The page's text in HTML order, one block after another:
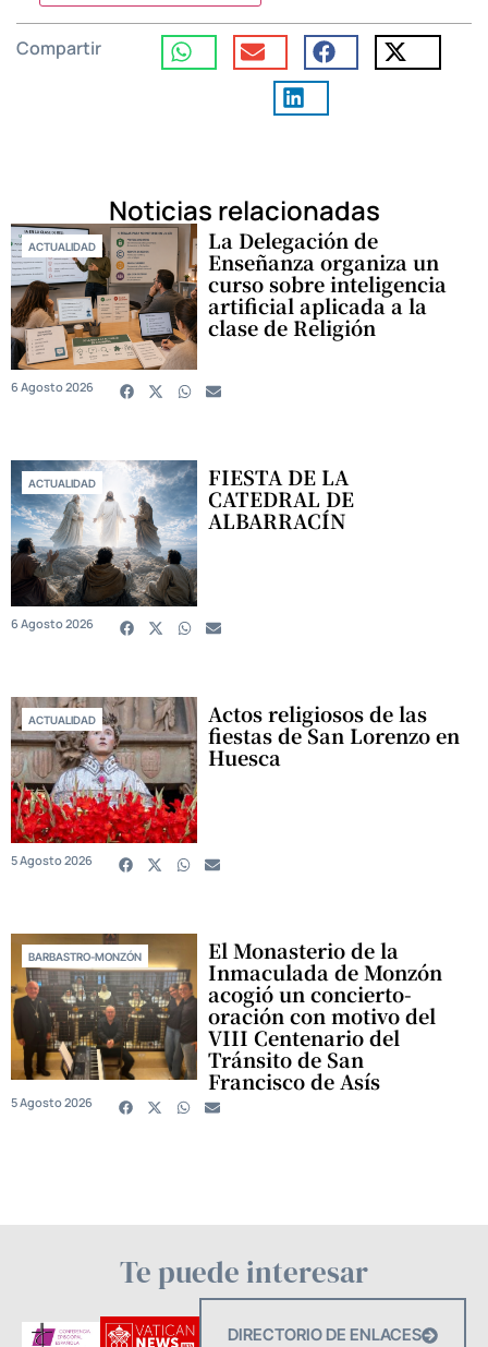
Compartir
Noticias relacionadas
ACTUALIDAD La Delegación de
Enseñanza organiza un
curso sobre inteligencia
artificial aplicada a la
clase de Religión
6 Agosto 2026
ACTUALIDAD FIESTA DE LA
CATEDRAL DE
ALBARRACÍN
6 Agosto 2026
ACTUALIDAD Actos religiosos de las
fiestas de San Lorenzo en
Huesca
5 Agosto 2026
BARBASTRO-MONZÓN El Monasterio de la
Inmaculada de Monzón
acogió un concierto-
oración con motivo del
VIII Centenario del
Tránsito de San
Francisco de Asís
5 Agosto 2026
Te puede interesar
DIRECTORIO DE ENLACES